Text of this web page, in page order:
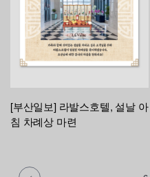
[부산일보] 라발스호텔, 설날 아
침 차례상 마련